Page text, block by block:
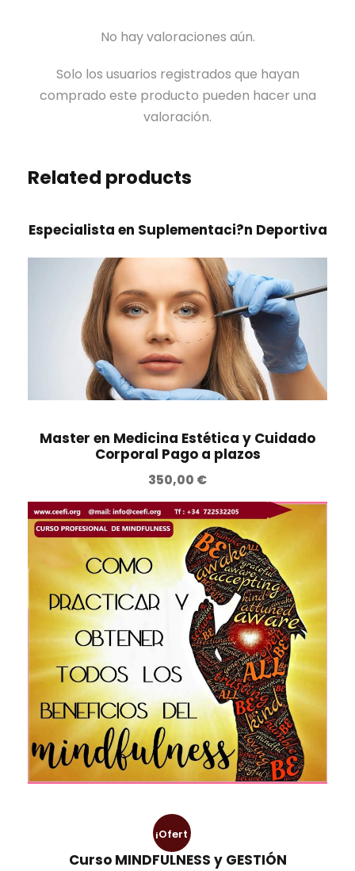
No hay valoraciones aún.
Solo los usuarios registrados que hayan
comprado este producto pueden hacer una
valoración.
Related products
Especialista en Suplementaci?n Deportiva
Master en Medicina Estética y Cuidado
Corporal Pago a plazos
350,00 €
¡Ofert
Curso MINDFULNESS y GESTIÓN